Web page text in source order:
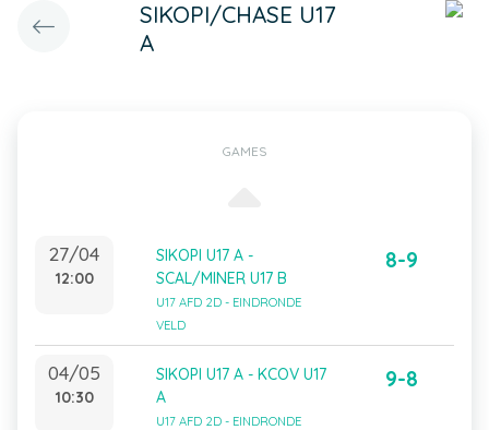
SIKOPI/CHASE U17
A
GAMES
27/04
12:00
SIKOPI U17 A -
SCAL/MINER U17 B
U17 AFD 2D - EINDRONDE
VELD
8-9
04/05
10:30
SIKOPI U17 A - KCOV U17
A
U17 AFD 2D - EINDRONDE
9-8